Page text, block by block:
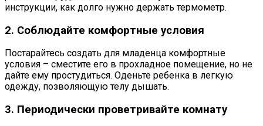
инструкции, как долго нужно держать термометр.
2. Соблюдайте комфортные условия
Постарайтесь создать для младенца комфортные
условия – сместите его в прохладное помещение, но не
дайте ему простудиться. Оденьте ребенка в легкую
одежду, позволяющую телу дышать.
3. Периодически проветривайте комнату